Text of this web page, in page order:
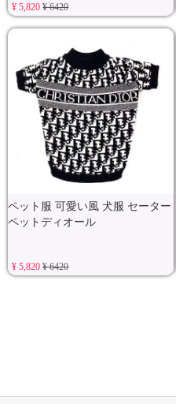
¥ 5,820¥ 6420
ペット服 可愛い風 犬服 セーター
ペットディオール
¥ 5,820¥ 6420